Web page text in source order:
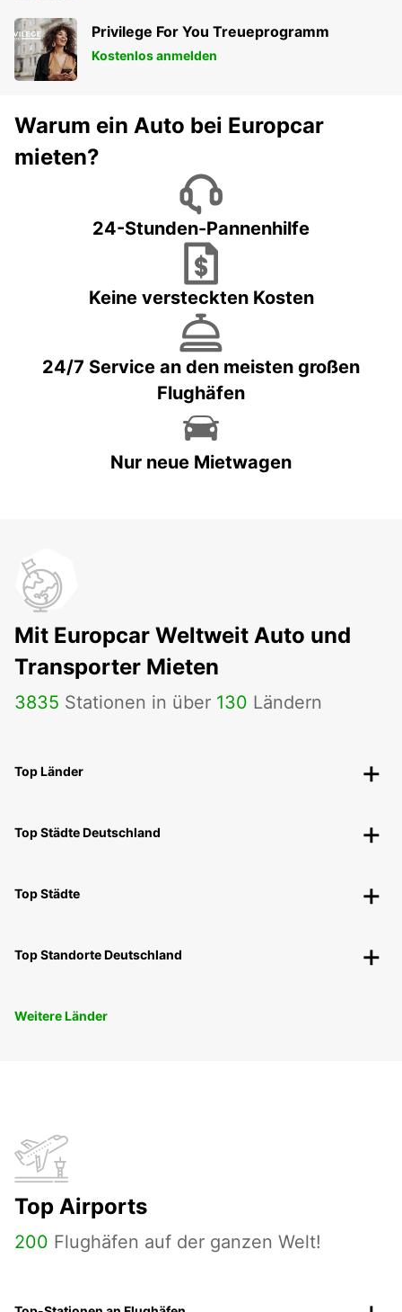
Privilege For You Treueprogramm
Kostenlos anmelden
Warum ein Auto bei Europcar
mieten?
24-Stunden-Pannenhilfe
Keine versteckten Kosten
24/7 Service an den meisten großen
Flughäfen
Nur neue Mietwagen
Mit Europcar Weltweit Auto und
Transporter Mieten
3835 Stationen in über 130 Ländern
Top Länder
Top Städte Deutschland
Top Städte
Top Standorte Deutschland
Weitere Länder
Top Airports
200 Flughäfen auf der ganzen Welt!